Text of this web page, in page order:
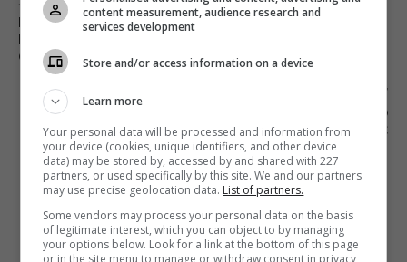
БЮДЖЕТ НА КИНО УКРАИНСКОГО
С 400 МЛН ДО 150 МЛН
Следующий пост
BLOOMBERG СДЕЛАЛ РЕБРЕНДИНГ СВОЕГО
НОВОСТНОГО ПРОЕКТА TICTOC
content measurement, audience research and
services development
Store and/or access information on a device
Learn more
Your personal data will be processed and information from
your device (cookies, unique identifiers, and other device
data) may be stored by, accessed by and shared with 227
partners, or used specifically by this site. We and our partners
may use precise geolocation data. List of partners.
Some vendors may process your personal data on the basis
of legitimate interest, which you can object to by managing
your options below. Look for a link at the bottom of this page
or in the site menu to manage or withdraw consent in privacy